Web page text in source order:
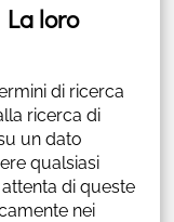
loro
di ricerca
ricerca di
un dato
qualsiasi
di queste
nei